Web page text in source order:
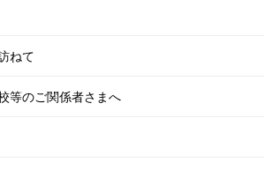
ねて
等のご関係者さまへ